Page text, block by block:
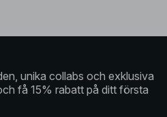
unika collabs och exklusiva
få 15% rabatt på ditt första